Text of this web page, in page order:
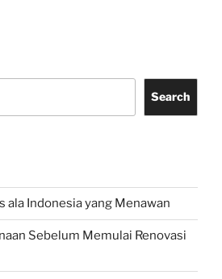
Search
ala Indonesia yang Menawan
Sebelum Memulai Renovasi